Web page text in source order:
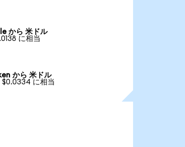
から 米ドル
に相当
から 米ドル
$0.0334 に相当